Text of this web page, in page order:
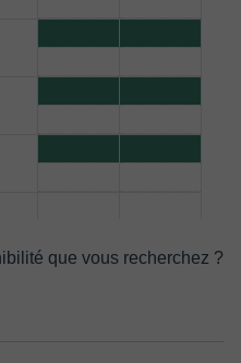
que vous recherchez ?